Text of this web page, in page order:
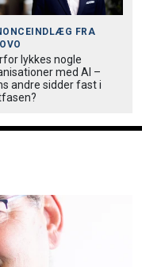
FRA
lykkes nogle
med AI –
andre sidder fast i